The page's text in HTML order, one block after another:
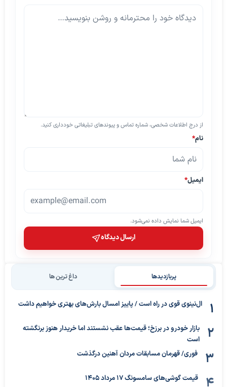
از درج اطلاعات شخصی، شماره تماس و پیوندهای تبلیغاتی خودداری کنید.
نام*
ایمیل*
ایمیل شما نمایش داده نمی‌شود.
ارسال دیدگاه
پربازدیدها داغ ترین ها
ال‌نینوی قوی در راه است / پاییز امسال بارش‌های بهتری خواهیم داشت
بازار خودرو در برزخ؛ قیمت‌ها عقب نشستند اما خریدار هنوز برنگشته
است
فوری/ قهرمان مسابقات مردان آهنین درگذشت
قیمت گوشی‌های سامسونگ 17 مرداد 1405